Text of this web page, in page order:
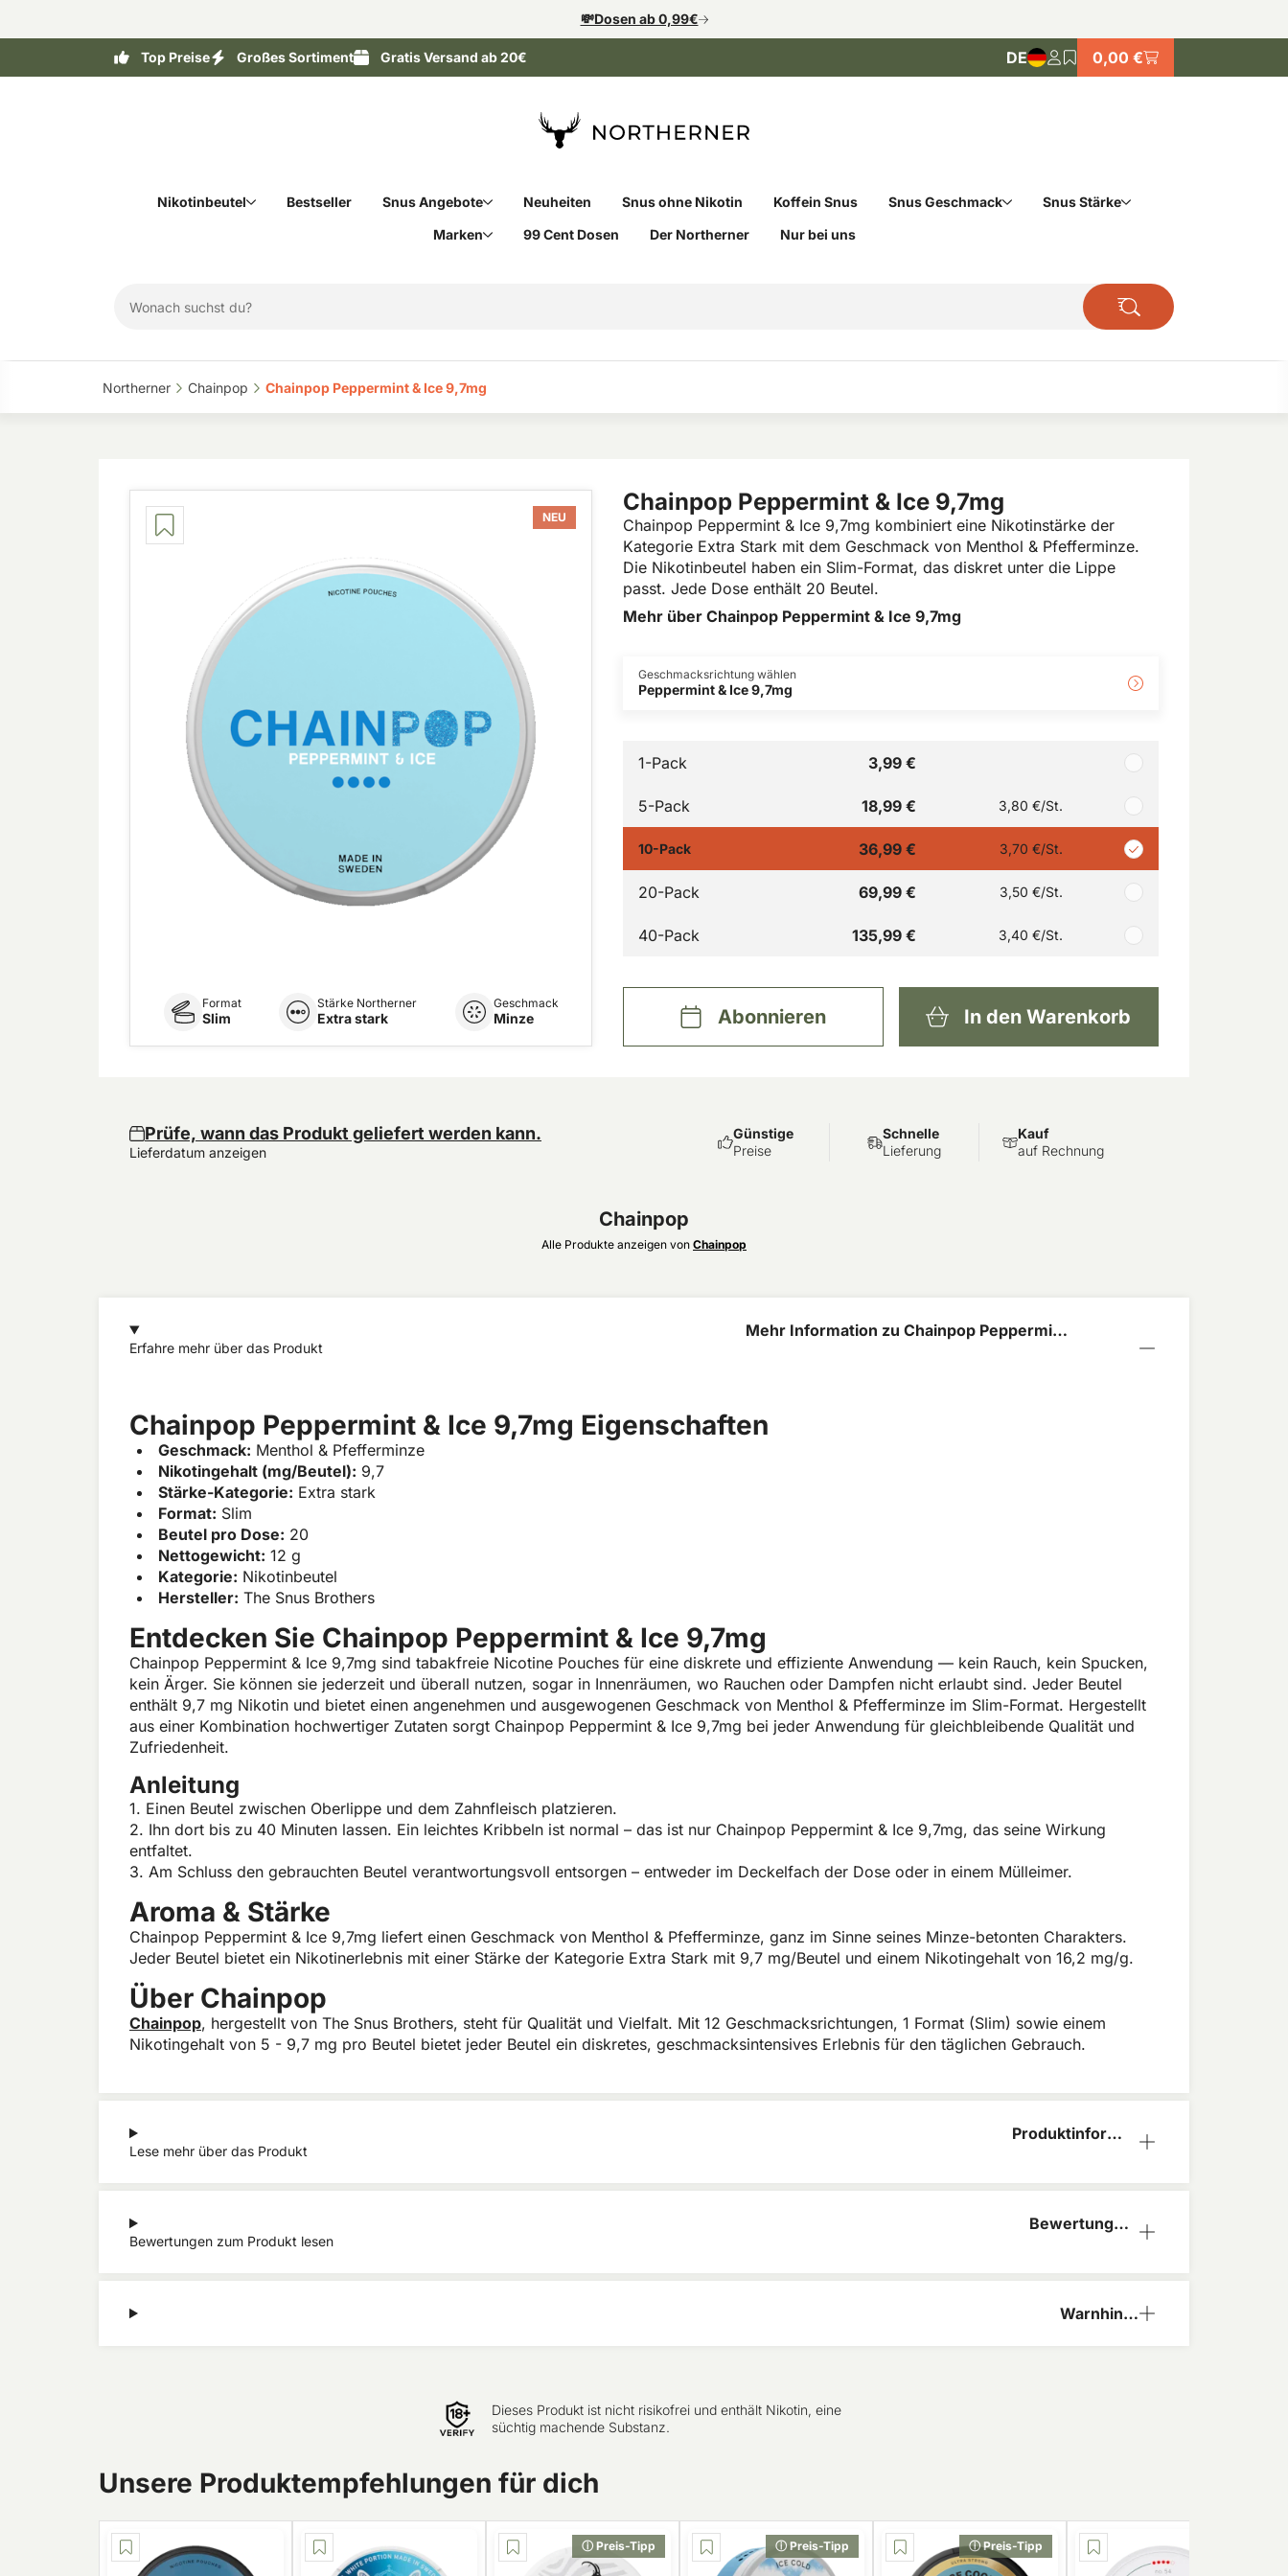
💸Dosen ab 0,99€
Top Preise Großes Sortiment Gratis Versand ab 20€ DE 0,00 €
Nikotinbeutel Bestseller Snus Angebote Neuheiten Snus ohne Nikotin Koffein Snus Snus Geschmack
Snus Stärke
Marken
99 Cent Dosen Der Northerner Nur bei uns
Northerner‎ Chainpop‎ Chainpop Peppermint & Ice 9,7mg‎
NEU
Chainpop Peppermint & Ice 9,7mg
Chainpop Peppermint & Ice 9,7mg kombiniert eine Nikotinstärke der
Kategorie Extra Stark mit dem Geschmack von Menthol & Pfefferminze.
Die Nikotinbeutel haben ein Slim-Format, das diskret unter die Lippe
passt. Jede Dose enthält 20 Beutel.
Mehr über Chainpop Peppermint & Ice 9,7mg
Format
Slim
Stärke Northerner
Extra stark
Geschmack
Minze
Geschmacksrichtung wählen
Peppermint & Ice 9,7mg
1-Pack 3,99 €
5-Pack 18,99 € 3,80 €/St.
10-Pack 36,99 € 3,70 €/St.
20-Pack 69,99 € 3,50 €/St.
40-Pack 135,99 € 3,40 €/St.
Abonnieren In den Warenkorb
Prüfe, wann das Produkt geliefert werden kann.
Lieferdatum anzeigen
Mehr Information zu Chainpop Peppermint
Erfahre mehr über das Produkt
Chainpop Peppermint & Ice 9,7mg Eigenschaften
Geschmack: Menthol & Pfefferminze
Nikotingehalt (mg/Beutel): 9,7
Stärke-Kategorie: Extra stark
Format: Slim
Beutel pro Dose: 20
Nettogewicht: 12 g
Kategorie: Nikotinbeutel
Hersteller: The Snus Brothers
Entdecken Sie Chainpop Peppermint & Ice 9,7mg
Chainpop Peppermint & Ice 9,7mg sind tabakfreie Nicotine Pouches für eine diskrete und effiziente Anwendung — kein Rauch, kein Spucken,
kein Ärger. Sie können sie jederzeit und überall nutzen, sogar in Innenräumen, wo Rauchen oder Dampfen nicht erlaubt sind. Jeder Beutel
enthält 9,7 mg Nikotin und bietet einen angenehmen und ausgewogenen Geschmack von Menthol & Pfefferminze im Slim-Format. Hergestellt
aus einer Kombination hochwertiger Zutaten sorgt Chainpop Peppermint & Ice 9,7mg bei jeder Anwendung für gleichbleibende Qualität und
Zufriedenheit.
Anleitung
1. Einen Beutel zwischen Oberlippe und dem Zahnfleisch platzieren.
2. Ihn dort bis zu 40 Minuten lassen. Ein leichtes Kribbeln ist normal – das ist nur Chainpop Peppermint & Ice 9,7mg, das seine Wirkung
entfaltet.
3. Am Schluss den gebrauchten Beutel verantwortungsvoll entsorgen – entweder im Deckelfach der Dose oder in einem Mülleimer.
Aroma & Stärke
Chainpop Peppermint & Ice 9,7mg liefert einen Geschmack von Menthol & Pfefferminze, ganz im Sinne seines Minze-betonten Charakters.
Jeder Beutel bietet ein Nikotinerlebnis mit einer Stärke der Kategorie Extra Stark mit 9,7 mg/Beutel und einem Nikotingehalt von 16,2 mg/g.
Über Chainpop
Chainpop, hergestellt von The Snus Brothers, steht für Qualität und Vielfalt. Mit 12 Geschmacksrichtungen, 1 Format (Slim) sowie einem
Nikotingehalt von 5 - 9,7 mg pro Beutel bietet jeder Beutel ein diskretes, geschmacksintensives Erlebnis für den täglichen Gebrauch.
Produktinform
Lese mehr über das Produkt
Bewertungen
Bewertungen zum Produkt lesen
Warnhinw
Chainpop
Alle Produkte anzeigen von Chainpop
Günstige
Preise
Schnelle
Lieferung
Kauf
auf Rechnung
Dieses Produkt ist nicht risikofrei und enthält Nikotin, eine
süchtig machende Substanz.
Unsere Produktempfehlungen für dich
ⓘ Preis-Tipp ⓘ Preis-Tipp ⓘ Preis-Tipp